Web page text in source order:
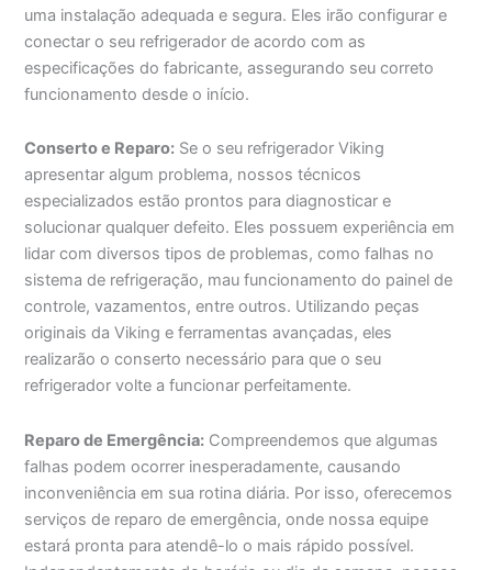
uma instalação adequada e segura. Eles irão configurar e
conectar o seu refrigerador de acordo com as
especificações do fabricante, assegurando seu correto
funcionamento desde o início.
Conserto e Reparo: Se o seu refrigerador Viking
apresentar algum problema, nossos técnicos
especializados estão prontos para diagnosticar e
solucionar qualquer defeito. Eles possuem experiência em
lidar com diversos tipos de problemas, como falhas no
sistema de refrigeração, mau funcionamento do painel de
controle, vazamentos, entre outros. Utilizando peças
originais da Viking e ferramentas avançadas, eles
realizarão o conserto necessário para que o seu
refrigerador volte a funcionar perfeitamente.
Reparo de Emergência: Compreendemos que algumas
falhas podem ocorrer inesperadamente, causando
inconveniência em sua rotina diária. Por isso, oferecemos
serviços de reparo de emergência, onde nossa equipe
estará pronta para atendê-lo o mais rápido possível.